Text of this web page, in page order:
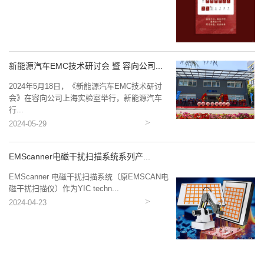
新能源汽车EMC技术研讨会 暨 容向公司...
2024年5月18日，《新能源汽车EMC技术研讨
会》在容向公司上海实验室举行，新能源汽车
行...
2024-05-29
EMScanner电磁干扰扫描系统系列产...
EMScanner 电磁干扰扫描系统（原EMSCAN电
磁干扰扫描仪）作为YIC techn...
2024-04-23